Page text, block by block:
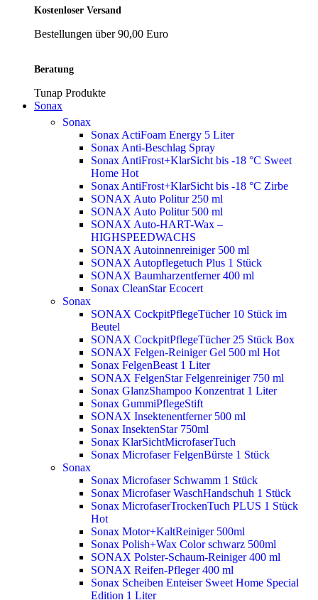
Kostenloser Versand
Bestellungen über 90,00 Euro
Beratung
Tunap Produkte
Sonax
Sonax
Sonax ActiFoam Energy 5 Liter
Sonax Anti-Beschlag Spray
Sonax AntiFrost+KlarSicht bis -18 °C Sweet
Home Hot
Sonax AntiFrost+KlarSicht bis -18 °C Zirbe
SONAX Auto Politur 250 ml
SONAX Auto Politur 500 ml
SONAX Auto-HART-Wax –
HIGHSPEEDWACHS
SONAX Autoinnenreiniger 500 ml
SONAX Autopflegetuch Plus 1 Stück
SONAX Baumharzentferner 400 ml
Sonax CleanStar Ecocert
Sonax
SONAX CockpitPflegeTücher 10 Stück im
Beutel
SONAX CockpitPflegeTücher 25 Stück Box
SONAX Felgen-Reiniger Gel 500 ml Hot
Sonax FelgenBeast 1 Liter
SONAX FelgenStar Felgenreiniger 750 ml
Sonax GlanzShampoo Konzentrat 1 Liter
Sonax GummiPflegeStift
SONAX Insektenentferner 500 ml
Sonax InsektenStar 750ml
Sonax KlarSichtMicrofaserTuch
Sonax Microfaser FelgenBürste 1 Stück
Sonax
Sonax Microfaser Schwamm 1 Stück
Sonax Microfaser WaschHandschuh 1 Stück
Sonax MicrofaserTrockenTuch PLUS 1 Stück
Hot
Sonax Motor+KaltReiniger 500ml
Sonax Polish+Wax Color schwarz 500ml
SONAX Polster-Schaum-Reiniger 400 ml
SONAX Reifen-Pfleger 400 ml
Sonax Scheiben Enteiser Sweet Home Special
Edition 1 Liter